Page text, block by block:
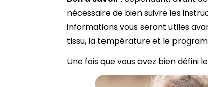
nécessaire de bien suivre les
informations vous seront utiles
tissu, la température et le
Une fois que vous avez bien défini